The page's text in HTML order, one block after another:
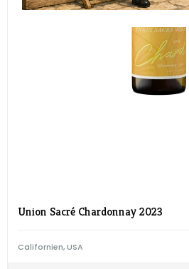
Union Sacré Chardonnay 2023
Californien, USA